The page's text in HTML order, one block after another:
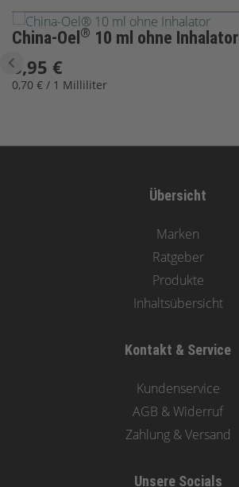
Produktgalerie überspringen
China-Oel ® 10 ml ohne Inhalator
6,95 €
0,70 € / 1 Milliliter
Übersicht
Marken
Ratgeber
Produkte
Inhaltsübersicht
Kontakt & Service
Kundenservice
AGB & Widerruf
Zahlung & Versand
Unsere Socials